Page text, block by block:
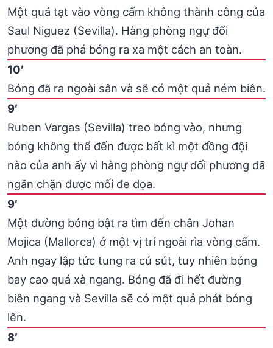
Một quả tạt vào vòng cấm không thành công của
Saul Niguez (Sevilla). Hàng phòng ngự đối
phương đã phá bóng ra xa một cách an toàn.
10′
Bóng đã ra ngoài sân và sẽ có một quả ném biên.
9′
Ruben Vargas (Sevilla) treo bóng vào, nhưng
bóng không thể đến được bất kì một đồng đội
nào của anh ấy vì hàng phòng ngự đối phương đã
ngăn chặn được mối đe dọa.
9′
Một đường bóng bật ra tìm đến chân Johan
Mojica (Mallorca) ở một vị trí ngoài rìa vòng cấm.
Anh ngay lập tức tung ra cú sút, tuy nhiên bóng
bay cao quá xà ngang. Bóng đã đi hết đường
biên ngang và Sevilla sẽ có một quả phát bóng
lên.
8′